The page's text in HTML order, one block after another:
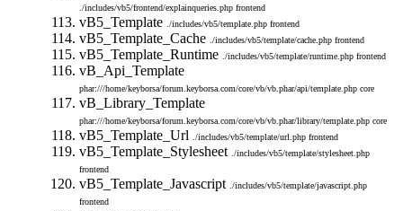
./includes/vb5/frontend/explainqueries.php frontend
vB5_Template ./includes/vb5/template.php frontend
vB5_Template_Cache ./includes/vb5/template/cache.php frontend
vB5_Template_Runtime ./includes/vb5/template/runtime.php frontend
vB_Api_Template
phar:///home/keyborsa/forum.keyborsa.com/core/vb/vb.phar/api/template.php core
vB_Library_Template
phar:///home/keyborsa/forum.keyborsa.com/core/vb/vb.phar/library/template.php core
vB5_Template_Url ./includes/vb5/template/url.php frontend
vB5_Template_Stylesheet
./includes/vb5/template/stylesheet.php
frontend
vB5_Template_Javascript
./includes/vb5/template/javascript.php
frontend